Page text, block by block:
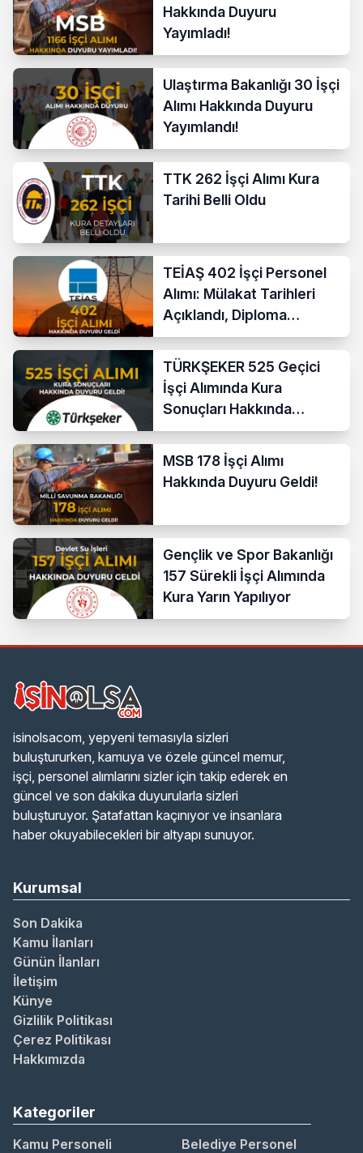
Hakkında Duyuru
Yayımladı!
Ulaştırma Bakanlığı 30 İşçi
Alımı Hakkında Duyuru
Yayımlandı!
TTK 262 İşçi Alımı Kura
Tarihi Belli Oldu
TEİAŞ 402 İşçi Personel
Alımı: Mülakat Tarihleri
Açıklandı, Diploma
Kontrolü Tamamlandı
TÜRKŞEKER 525 Geçici
İşçi Alımında Kura
Sonuçları Hakkında
Duyuru!
MSB 178 İşçi Alımı
Hakkında Duyuru Geldi!
Gençlik ve Spor Bakanlığı
157 Sürekli İşçi Alımında
Kura Yarın Yapılıyor
isinolsacom, yepyeni temasıyla sizleri
buluştururken, kamuya ve özele güncel memur,
işçi, personel alımlarını sizler için takip ederek en
güncel ve son dakika duyurularla sizleri
buluşturuyor. Şatafattan kaçınıyor ve insanlara
haber okuyabilecekleri bir altyapı sunuyor.
Kurumsal
Son Dakika
Kamu İlanları
Günün İlanları
İletişim
Künye
Gizlilik Politikası
Çerez Politikası
Hakkımızda
Kategoriler
Kamu Personeli Belediye Personel